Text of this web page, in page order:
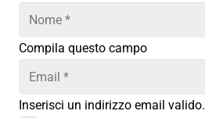
Compila questo campo
Inserisci un indirizzo email valido.